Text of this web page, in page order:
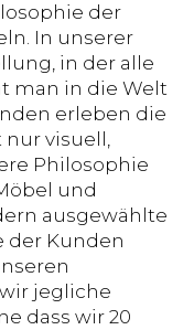
der
In unserer
in der alle
man in die Welt
erleben die
visuell,
Philosophie
und
ausgewählte
der Kunden
jegliche
dass wir 20